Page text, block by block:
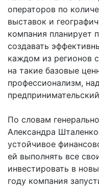
операторов по
выставок и
компания планирует
создавать
каждом из регионов
на такие базовые
профессионализм,
По словам
Александра
устойчивое
ей выполнять все
инвестировать в
году компания